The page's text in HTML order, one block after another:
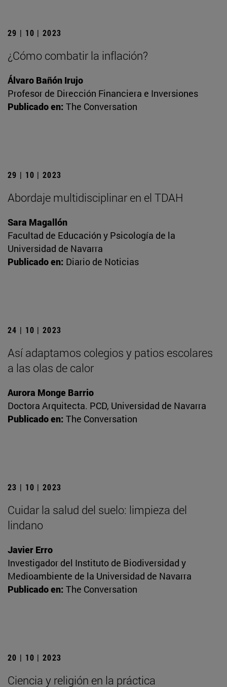
29 | 10 | 2023
¿Cómo combatir la inflación?
Álvaro Bañón Irujo
Profesor de Dirección Financiera e Inversiones
Publicado en: The Conversation
29 | 10 | 2023
Abordaje multidisciplinar en el TDAH
Sara Magallón
Facultad de Educación y Psicología de la
Universidad de Navarra
Publicado en: Diario de Noticias
24 | 10 | 2023
Así adaptamos colegios y patios escolares
a las olas de calor
Aurora Monge Barrio
Doctora Arquitecta. PCD, Universidad de Navarra
Publicado en: The Conversation
23 | 10 | 2023
Cuidar la salud del suelo: limpieza del
lindano
Javier Erro
Investigador del Instituto de Biodiversidad y
Medioambiente de la Universidad de Navarra
Publicado en: The Conversation
20 | 10 | 2023
Ciencia y religión en la práctica